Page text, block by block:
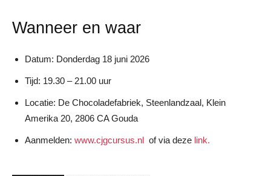
Wanneer en waar
Datum: Donderdag 18 juni 2026
Tijd: 19.30 – 21.00 uur
Locatie: De Chocoladefabriek, Steenlandzaal, Klein
Amerika 20, 2806 CA Gouda
Aanmelden: www.cjgcursus.nl of via deze link.